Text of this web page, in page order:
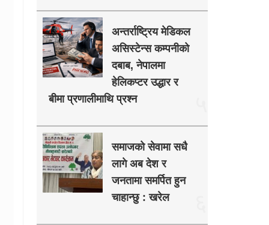
अन्तर्राष्ट्रिय मेडिकल
असिस्टेन्स कम्पनीको
दबाब, नेपालमा
हेलिकप्टर उद्धार र
बीमा प्रणालीमाथि प्रश्न
समाजको सेवामा सधै
लागे अब देश र
जनतामा समर्पित हुन
चाहान्छु : खरेल